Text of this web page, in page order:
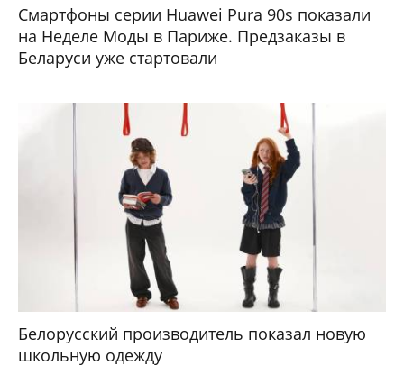
Смартфоны серии Huawei Pura 90s показали
на Неделе Моды в Париже. Предзаказы в
Беларуси уже стартовали
Белорусский производитель показал новую
школьную одежду